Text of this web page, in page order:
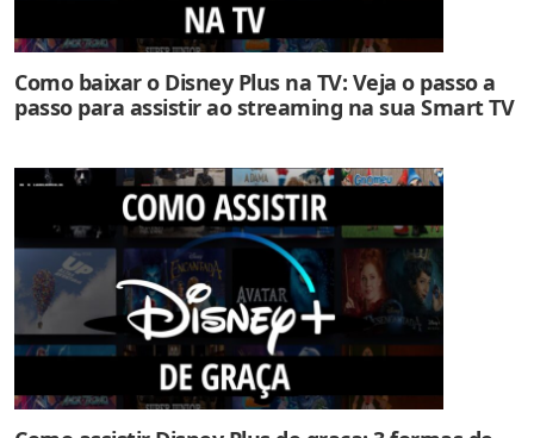
Como baixar o Disney Plus na TV: Veja o passo a
passo para assistir ao streaming na sua Smart TV